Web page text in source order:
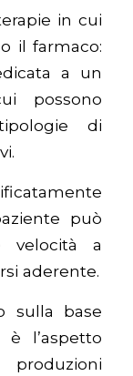
in cui
il farmaco:
a un
possono
di
può
velocità a
aderente.
sulla base
l’aspetto